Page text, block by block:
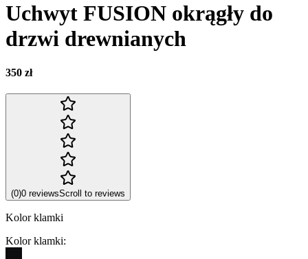
Uchwyt FUSION okrągły do
drzwi drewnianych
350 zł
(0)0 reviewsScroll to reviews
Kolor klamki
Kolor klamki: